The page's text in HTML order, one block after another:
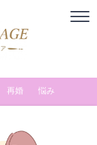
再婚 悩み